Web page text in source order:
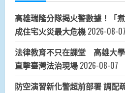
高雄瑞隆分隊揭火警數據！「煮
成住宅火災最大危機 2026-08-07
法律教育不只在課堂 高雄大
直擊臺灣法治現場 2026-08-07
防空演習新化警超前部署 調配